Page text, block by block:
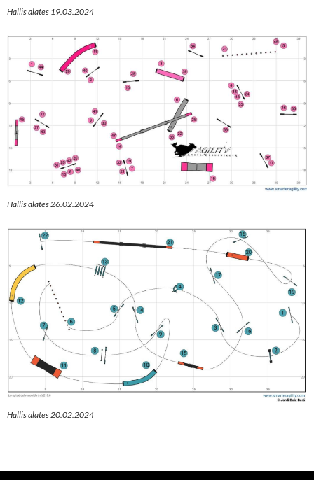
Hallis alates 19.03.2024
Hallis alates 26.02.2024
Hallis alates 20.02.2024